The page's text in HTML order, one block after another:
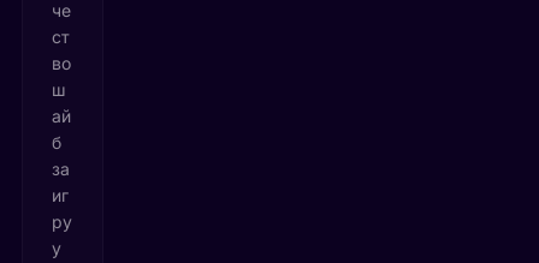
че
ст
во
ш
ай
б
за
иг
ру
у